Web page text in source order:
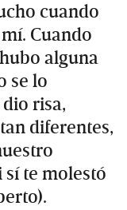
cuando
Cuando
alguna
se lo
risa,
diferentes,
sí te molestó